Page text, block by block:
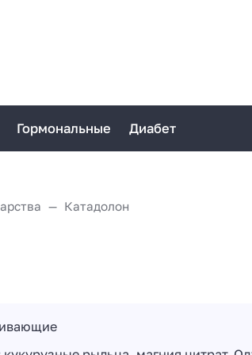
Гормональные Диабет
Катадолон